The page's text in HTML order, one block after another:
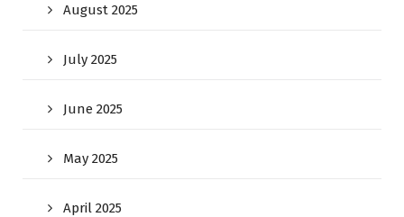
August 2025
July 2025
June 2025
May 2025
April 2025